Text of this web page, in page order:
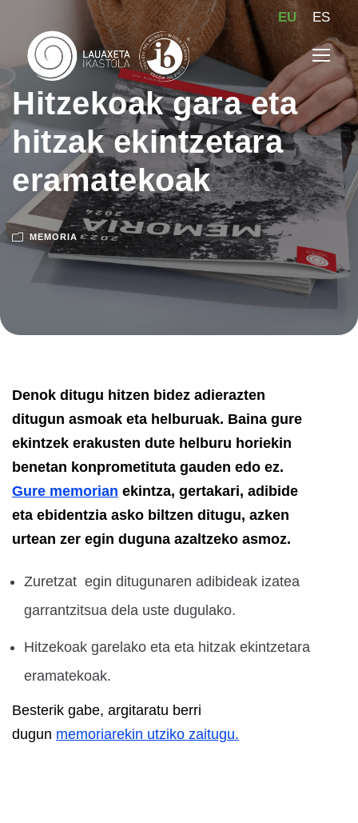
EU ES
Hitzekoak gara eta
hitzak ekintzetara
eramatekoak
MEMORIA
Denok ditugu hitzen bidez adierazten
ditugun asmoak eta helburuak. Baina gure
ekintzek erakusten dute helburu horiekin
benetan konprometituta gauden edo ez.
Gure memorian ekintza, gertakari, adibide
eta ebidentzia asko biltzen ditugu, azken
urtean zer egin duguna azaltzeko asmoz.
Zuretzat egin ditugunaren adibideak izatea
garrantzitsua dela uste dugulako.
Hitzekoak garelako eta eta hitzak ekintzetara
eramatekoak.
Besterik gabe, argitaratu berri
dugun memoriarekin utziko zaitugu.